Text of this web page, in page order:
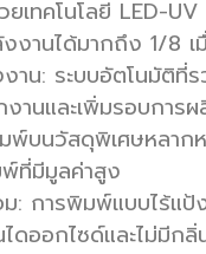
เทคโนโลยี LED-
านได้มากถึง 1/8 เ
น: ระบบอัตโนมัติที่ร
านและเพิ่มรอบการ
บนวัสดุพิเศษหลากห
ที่มีมูลค่าสูง
: การพิมพ์แบบไร้แ
ดออกไซด์และไม่มีกลิ่